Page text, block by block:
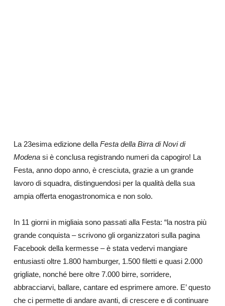
La 23esima edizione della Festa della Birra di Novi di
Modenasi è conclusa registrando numeri da capogiro! La
Festa, anno dopo anno, è cresciuta, grazie a un grande
lavoro di squadra, distinguendosi per la qualità della sua
ampia offerta enogastronomica e non solo.
In 11 giorni in migliaia sono passati alla Festa: “la nostra più
grande conquista – scrivono gli organizzatori sulla pagina
Facebook della kermesse – è stata vedervi mangiare
entusiasti oltre 1.800 hamburger, 1.500 filetti e quasi 2.000
grigliate, nonché bere oltre 7.000 birre, sorridere,
abbracciarvi, ballare, cantare ed esprimere amore. E’ questo
che ci permette di andare avanti, di crescere e di continuare